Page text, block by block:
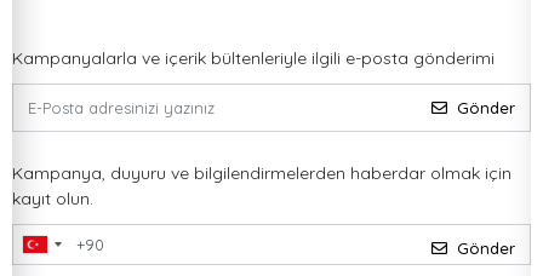
Kampanyalarla ve içerik bültenleriyle ilgili e-posta gönderimi
Gönder
Kampanya, duyuru ve bilgilendirmelerden haberdar olmak için
kayıt olun.
Gönder